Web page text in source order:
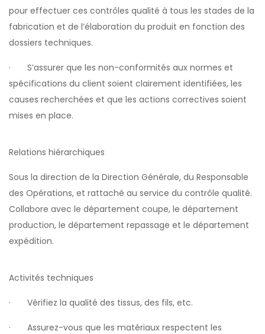
pour effectuer ces contrôles qualité à tous les stades de la
fabrication et de l’élaboration du produit en fonction des
dossiers techniques.
· S’assurer que les non-conformités aux normes et
spécifications du client soient clairement identifiées, les
causes recherchées et que les actions correctives soient
mises en place.
Relations hiérarchiques
Sous la direction de la Direction Générale, du Responsable
des Opérations, et rattaché au service du contrôle qualité.
Collabore avec le département coupe, le département
production, le département repassage et le département
expédition.
Activités techniques
· Vérifiez la qualité des tissus, des fils, etc.
· Assurez-vous que les matériaux respectent les